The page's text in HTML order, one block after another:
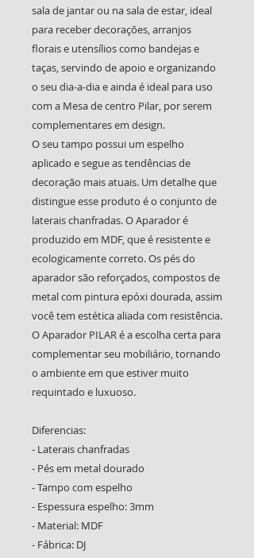
sala de jantar ou na sala de estar, ideal
para receber decorações, arranjos
florais e utensílios como bandejas e
taças, servindo de apoio e organizando
o seu dia-a-dia e ainda é ideal para uso
com a Mesa de centro Pilar, por serem
complementares em design.
O seu tampo possui um espelho
aplicado e segue as tendências de
decoração mais atuais. Um detalhe que
distingue esse produto é o conjunto de
laterais chanfradas. O Aparador é
produzido em MDF, que é resistente e
ecologicamente correto. Os pés do
aparador são reforçados, compostos de
metal com pintura epóxi dourada, assim
você tem estética aliada com resistência.
O Aparador PILAR é a escolha certa para
complementar seu mobiliário, tornando
o ambiente em que estiver muito
requintado e luxuoso.
Diferencias:
- Laterais chanfradas
- Pés em metal dourado
- Tampo com espelho
- Espessura espelho: 3mm
- Material: MDF
- Fábrica: DJ